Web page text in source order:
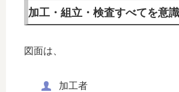
加工・組立・検査すべてを意
図面は、
加工者